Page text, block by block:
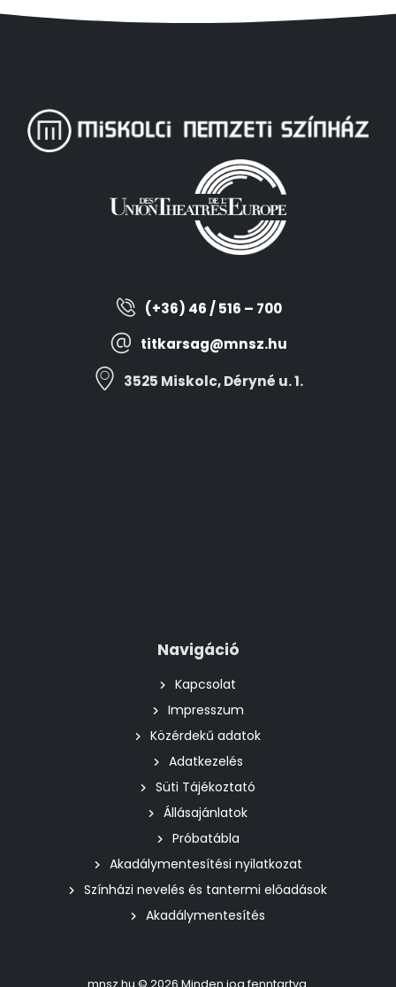
(+36) 46 / 516 – 700
titkarsag@mnsz.hu
3525 Miskolc, Déryné u. 1.
Navigáció
Kapcsolat
Impresszum
Közérdekű adatok
Adatkezelés
Süti Tájékoztató
Állásajánlatok
Próbatábla
Akadálymentesítési nyilatkozat
Színházi nevelés és tantermi előadások
Akadálymentesítés
mnsz.hu © 2026 Minden jog fenntartva.